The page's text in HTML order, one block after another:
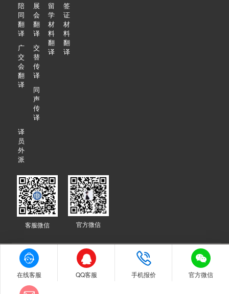
陪
同
翻
译
展
会
翻
译
广
交
会
翻
译
交
替
传
译
同
声
传
译
译
员
外
派
留
学
材
料
翻
译
签
证
材
料
翻
译
客服微信 官方微信
89种语言+8000名译员团队+人工翻译母语审校+20000多家企业见证+10
年行业经验，专业翻译公司更实惠！ © 译联翻译版权所有
粤ICP备
17090481号

在线客服

QQ客服

手机报价

官方微信